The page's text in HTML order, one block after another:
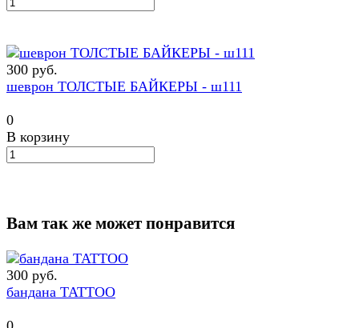
300 руб.
шеврон ТОЛСТЫЕ БАЙКЕРЫ - ш111
0
В корзину
Вам так же может понравится
300 руб.
бандана TATTOO